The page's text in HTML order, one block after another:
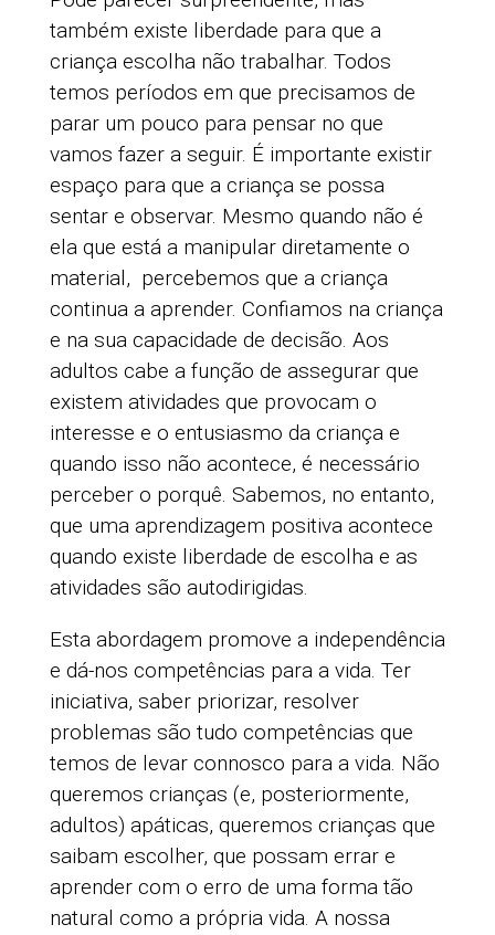
também existe liberdade para que a
criança escolha não trabalhar. Todos
temos períodos em que precisamos de
parar um pouco para pensar no que
vamos fazer a seguir. É importante existir
espaço para que a criança se possa
sentar e observar. Mesmo quando não é
ela que está a manipular diretamente o
material, percebemos que a criança
continua a aprender. Confiamos na criança
e na sua capacidade de decisão. Aos
adultos cabe a função de assegurar que
existem atividades que provocam o
interesse e o entusiasmo da criança e
quando isso não acontece, é necessário
perceber o porquê. Sabemos, no entanto,
que uma aprendizagem positiva acontece
quando existe liberdade de escolha e as
atividades são autodirigidas.
Esta abordagem promove a independência
e dá-nos competências para a vida. Ter
iniciativa, saber priorizar, resolver
problemas são tudo competências que
temos de levar connosco para a vida. Não
queremos crianças (e, posteriormente,
adultos) apáticas, queremos crianças que
saibam escolher, que possam errar e
aprender com o erro de uma forma tão
natural como a própria vida. A nossa